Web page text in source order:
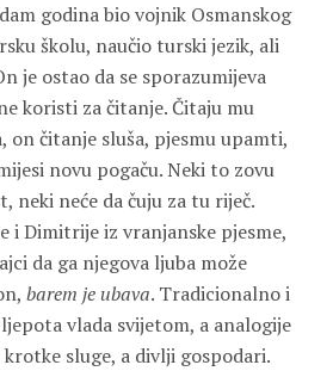
godina bio vojnik Osmanskog
školu, naučio turski jezik, ali
je ostao da se sporazumijeva
koristi za čitanje. Čitaju mu
on čitanje sluša, pjesmu upamti,
novu pogaču. Neki to zovu
neki neće da čuju za tu riječ.
i Dimitrije iz vranjanske pjesme,
da ga njegova ljuba može
barem je ubava. Tradicionalno i
vlada svijetom, a analogije
sluge, a divlji gospodari.